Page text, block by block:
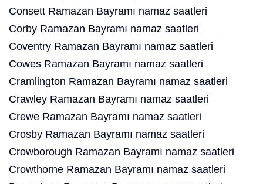
Consett Ramazan Bayramı namaz saatleri
Corby Ramazan Bayramı namaz saatleri
Coventry Ramazan Bayramı namaz saatleri
Cowes Ramazan Bayramı namaz saatleri
Cramlington Ramazan Bayramı namaz saatleri
Crawley Ramazan Bayramı namaz saatleri
Crewe Ramazan Bayramı namaz saatleri
Crosby Ramazan Bayramı namaz saatleri
Crowborough Ramazan Bayramı namaz saatleri
Crowthorne Ramazan Bayramı namaz saatleri